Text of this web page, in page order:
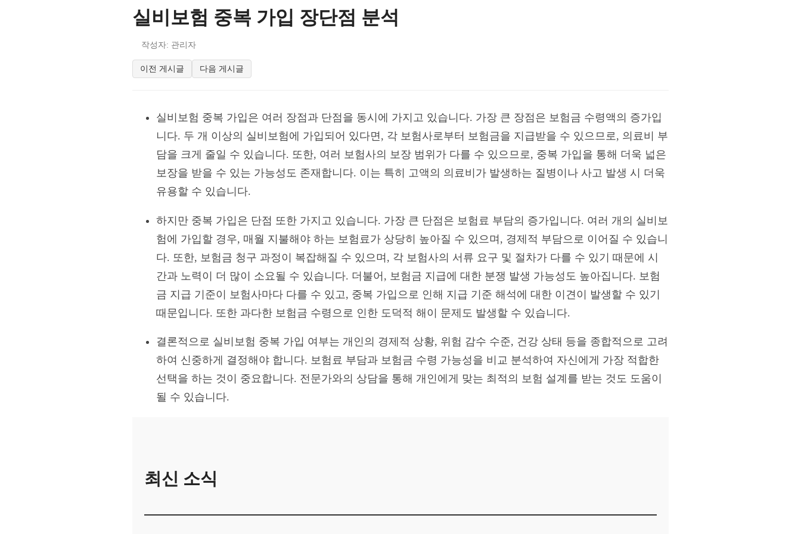
실비보험 중복 가입 장단점 분석
작성자: 관리자
이전 게시글 다음 게시글
실비보험 중복 가입은 여러 장점과 단점을 동시에 가지고 있습니다. 가장 큰 장점은 보험금 수령액의 증가입
니다. 두 개 이상의 실비보험에 가입되어 있다면, 각 보험사로부터 보험금을 지급받을 수 있으므로, 의료비 부
담을 크게 줄일 수 있습니다. 또한, 여러 보험사의 보장 범위가 다를 수 있으므로, 중복 가입을 통해 더욱 넓은
보장을 받을 수 있는 가능성도 존재합니다. 이는 특히 고액의 의료비가 발생하는 질병이나 사고 발생 시 더욱
유용할 수 있습니다.
하지만 중복 가입은 단점 또한 가지고 있습니다. 가장 큰 단점은 보험료 부담의 증가입니다. 여러 개의 실비보
험에 가입할 경우, 매월 지불해야 하는 보험료가 상당히 높아질 수 있으며, 경제적 부담으로 이어질 수 있습니
다. 또한, 보험금 청구 과정이 복잡해질 수 있으며, 각 보험사의 서류 요구 및 절차가 다를 수 있기 때문에 시
간과 노력이 더 많이 소요될 수 있습니다. 더불어, 보험금 지급에 대한 분쟁 발생 가능성도 높아집니다. 보험
금 지급 기준이 보험사마다 다를 수 있고, 중복 가입으로 인해 지급 기준 해석에 대한 이견이 발생할 수 있기
때문입니다. 또한 과다한 보험금 수령으로 인한 도덕적 해이 문제도 발생할 수 있습니다.
결론적으로 실비보험 중복 가입 여부는 개인의 경제적 상황, 위험 감수 수준, 건강 상태 등을 종합적으로 고려
하여 신중하게 결정해야 합니다. 보험료 부담과 보험금 수령 가능성을 비교 분석하여 자신에게 가장 적합한
선택을 하는 것이 중요합니다. 전문가와의 상담을 통해 개인에게 맞는 최적의 보험 설계를 받는 것도 도움이
될 수 있습니다.
최신 소식